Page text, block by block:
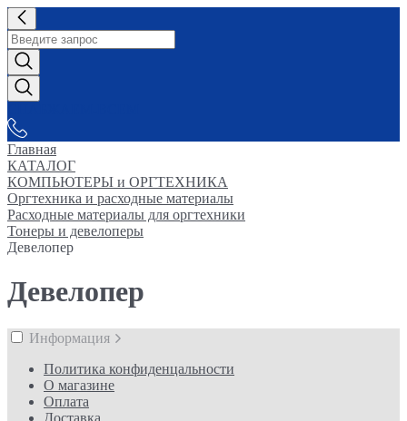
Главная
КАТАЛОГ
КОМПЬЮТЕРЫ и ОРГТЕХНИКА
Оргтехника и расходные материалы
Расходные материалы для оргтехники
Тонеры и девелоперы
Девелопер
Девелопер
Информация
Политика конфиденцальности
О магазине
Оплата
Доставка